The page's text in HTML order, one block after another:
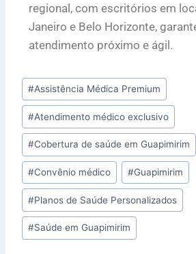
regional, com escritórios em
Janeiro e Belo Horizonte,
atendimento próximo e ágil.
#Assistência Médica Premium
#Atendimento médico exclusivo
#Cobertura de saúde em Guapimirim
#Convênio médico #Guapimirim
#Planos de Saúde Personalizados
#Saúde em Guapimirim